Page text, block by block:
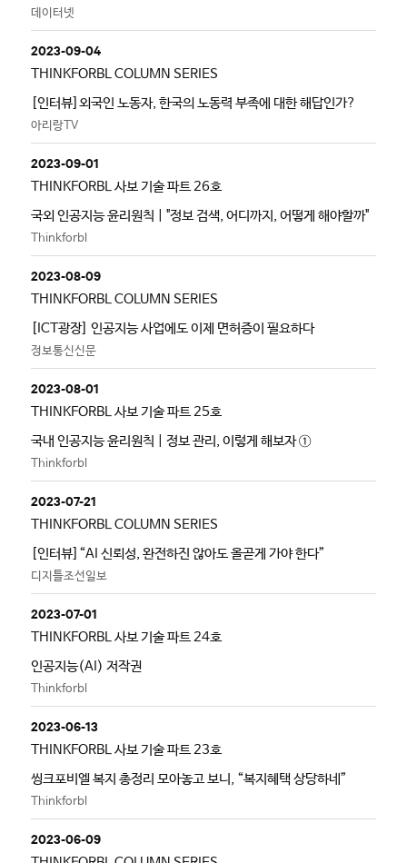
데이터넷
2023-09-04
THINKFORBL COLUMN SERIES
[인터뷰]외국인 노동자, 한국의 노동력 부족에 대한 해답인가?
아리랑TV
2023-09-01
THINKFORBL 사보 기술 파트 26호
국외 인공지능 윤리원칙 | "정보 검색, 어디까지, 어떻게 해야할까"
Thinkforbl
2023-08-09
THINKFORBL COLUMN SERIES
[ICT광장] 인공지능 사업에도 이제 면허증이 필요하다
정보통신신문
2023-08-01
THINKFORBL 사보 기술 파트 25호
국내 인공지능 윤리원칙 | 정보 관리, 이렇게 해보자 ①
Thinkforbl
2023-07-21
THINKFORBL COLUMN SERIES
[인터뷰]“AI 신뢰성, 완전하진 않아도 올곧게 가야 한다”
디지틀조선일보
2023-07-01
THINKFORBL 사보 기술 파트 24호
인공지능(AI) 저작권
Thinkforbl
2023-06-13
THINKFORBL 사보 기술 파트 23호
씽크포비엘 복지 총정리 모아놓고 보니, “복지혜택 상당하네”
Thinkforbl
2023-06-09